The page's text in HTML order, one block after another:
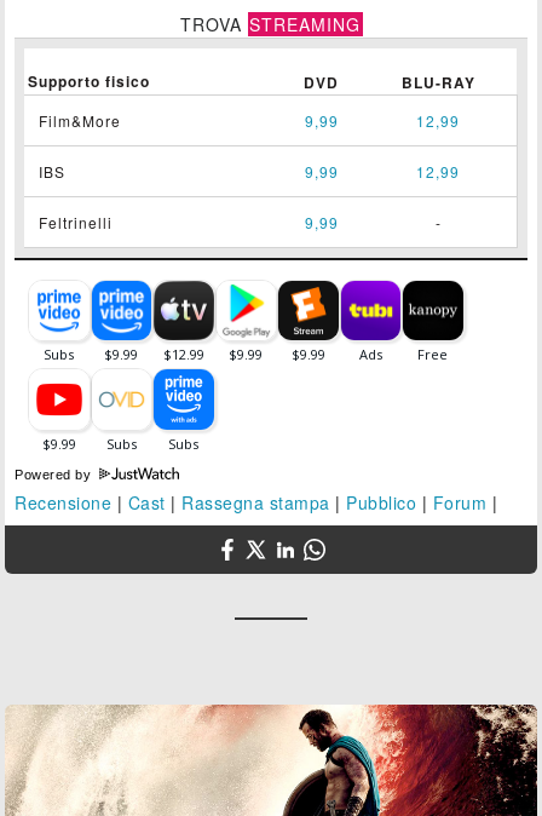
TROVA STREAMING
Supporto fisico DVD BLU-RAY
Film&More 9,99 12,99
IBS 9,99 12,99
Feltrinelli 9,99 -
Powered by
Recensione | Cast | Rassegna stampa | Pubblico | Forum |